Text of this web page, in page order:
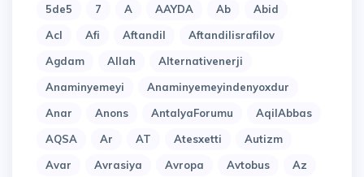
5de5 7 A AAYDA Ab
Abid
Acl
Afi Aftandil
Aftandilisrafilov
Agdam
Allah
Alternativenerji
Anaminyemeyi
Anaminyemeyindenyoxdur
Anar
Anons AntalyaForumu
AqilAbbas
AQSA
Ar AT Atesxetti
Autizm
Avar
Avrasiya Avropa Avtobus
Az